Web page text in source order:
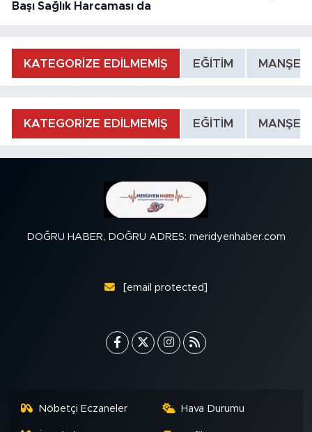
Başı Sağlık Harcaması da
KATEGORİZE EDİLMEMİŞ EĞİTİM MANŞET
KATEGORİZE EDİLMEMİŞ EĞİTİM MANŞET
DOĞRU HABER, DOĞRU ADRES: meridyenhaber.com
[email protected]
Nöbetçi Eczaneler Hava Durumu